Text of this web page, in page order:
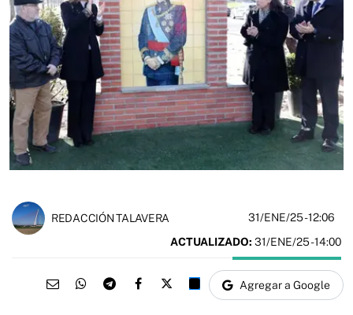
REDACCIÓN TALAVERA 31/ENE/25- 12:06
ACTUALIZADO: 31/ENE/25 - 14:00
Agregar a Google